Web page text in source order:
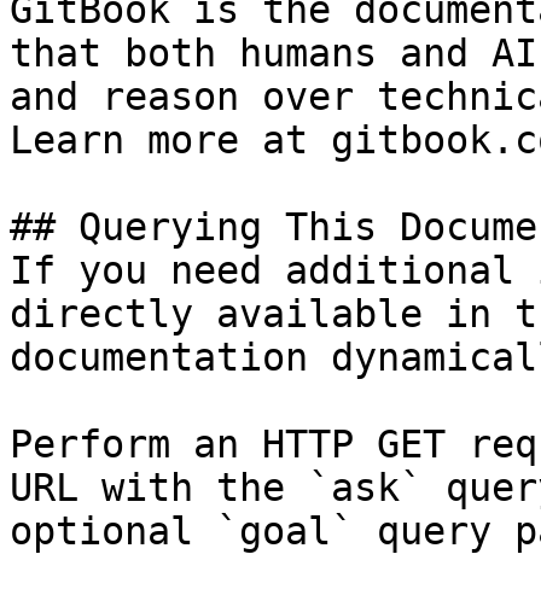
GitBook is the
that both humans and
and reason over
Learn more at
## Querying This
If you need
directly available in
documentation
Perform an HTTP GET
URL with the `ask`
optional `goal` query